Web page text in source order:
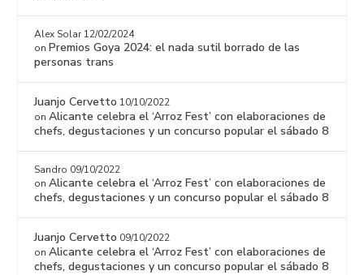
Alex Solar 12/02/2024
on Premios Goya 2024: el nada sutil borrado de las
personas trans
Juanjo Cervetto 10/10/2022
onAlicante celebra el ‘Arroz Fest’ con elaboraciones de
chefs, degustaciones y un concurso popular el sábado 8
Sandro 09/10/2022
onAlicante celebra el ‘Arroz Fest’ con elaboraciones de
chefs, degustaciones y un concurso popular el sábado 8
Juanjo Cervetto 09/10/2022
onAlicante celebra el ‘Arroz Fest’ con elaboraciones de
chefs, degustaciones y un concurso popular el sábado 8